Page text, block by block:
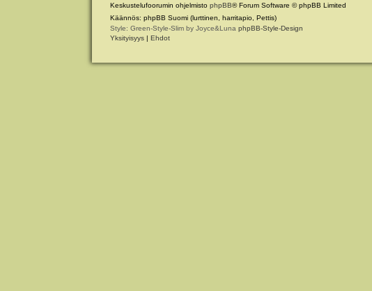
Keskustelufoorumin ohjelmisto phpBB® Forum Software © phpBB Limited
Käännös: phpBB Suomi (lurttinen, harritapio, Pettis)
Style: Green-Style-Slim by Joyce&Luna phpBB-Style-Design
Yksityisyys | Ehdot